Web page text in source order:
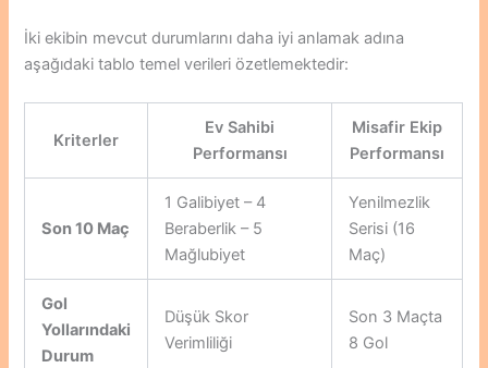
İki ekibin mevcut durumlarını daha iyi anlamak adına
aşağıdaki tablo temel verileri özetlemektedir:
Kriterler
Ev Sahibi
Performansı
Misafir Ekip
Performansı
Son 10 Maç
1 Galibiyet – 4
Beraberlik – 5
Mağlubiyet
Yenilmezlik
Serisi (16
Maç)
Gol
Yollarındaki
Durum
Düşük Skor
Verimliliği
Son 3 Maçta
8 Gol